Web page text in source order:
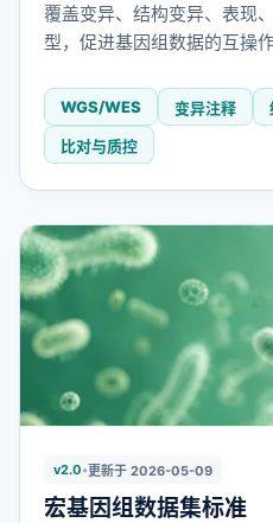
覆盖变异、结构变异、表现
型，促进基因组数据的互操作
WGS/WES 变异注释
比对与质控
v2.0•更新于 2026-05-09
宏基因组数据集标准